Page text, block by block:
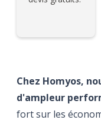
Chez Homyos,
d'ampleur
fort sur les